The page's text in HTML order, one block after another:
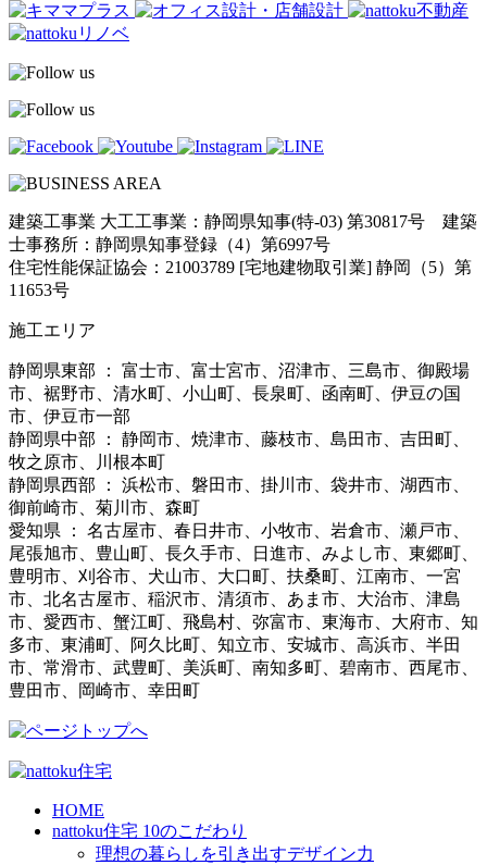
建築工事業 大工工事業：静岡県知事(特-03) 第30817号 建築
士事務所：静岡県知事登録（4）第6997号
住宅性能保証協会：21003789 [宅地建物取引業] 静岡（5）第
11653号
施工エリア
静岡県東部 ： 富士市、富士宮市、沼津市、三島市、御殿場
市、裾野市、清水町、小山町、長泉町、函南町、伊豆の国
市、伊豆市一部
静岡県中部 ： 静岡市、焼津市、藤枝市、島田市、吉田町、
牧之原市、川根本町
静岡県西部 ： 浜松市、磐田市、掛川市、袋井市、湖西市、
御前崎市、菊川市、森町
愛知県 ： 名古屋市、春日井市、小牧市、岩倉市、瀬戸市、
尾張旭市、豊山町、長久手市、日進市、みよし市、東郷町、
豊明市、刈谷市、犬山市、大口町、扶桑町、江南市、一宮
市、北名古屋市、稲沢市、清須市、あま市、大治市、津島
市、愛西市、蟹江町、飛島村、弥富市、東海市、大府市、知
多市、東浦町、阿久比町、知立市、安城市、高浜市、半田
市、常滑市、武豊町、美浜町、南知多町、碧南市、西尾市、
豊田市、岡崎市、幸田町
HOME
nattoku住宅 10のこだわり
理想の暮らしを引き出すデザイン力